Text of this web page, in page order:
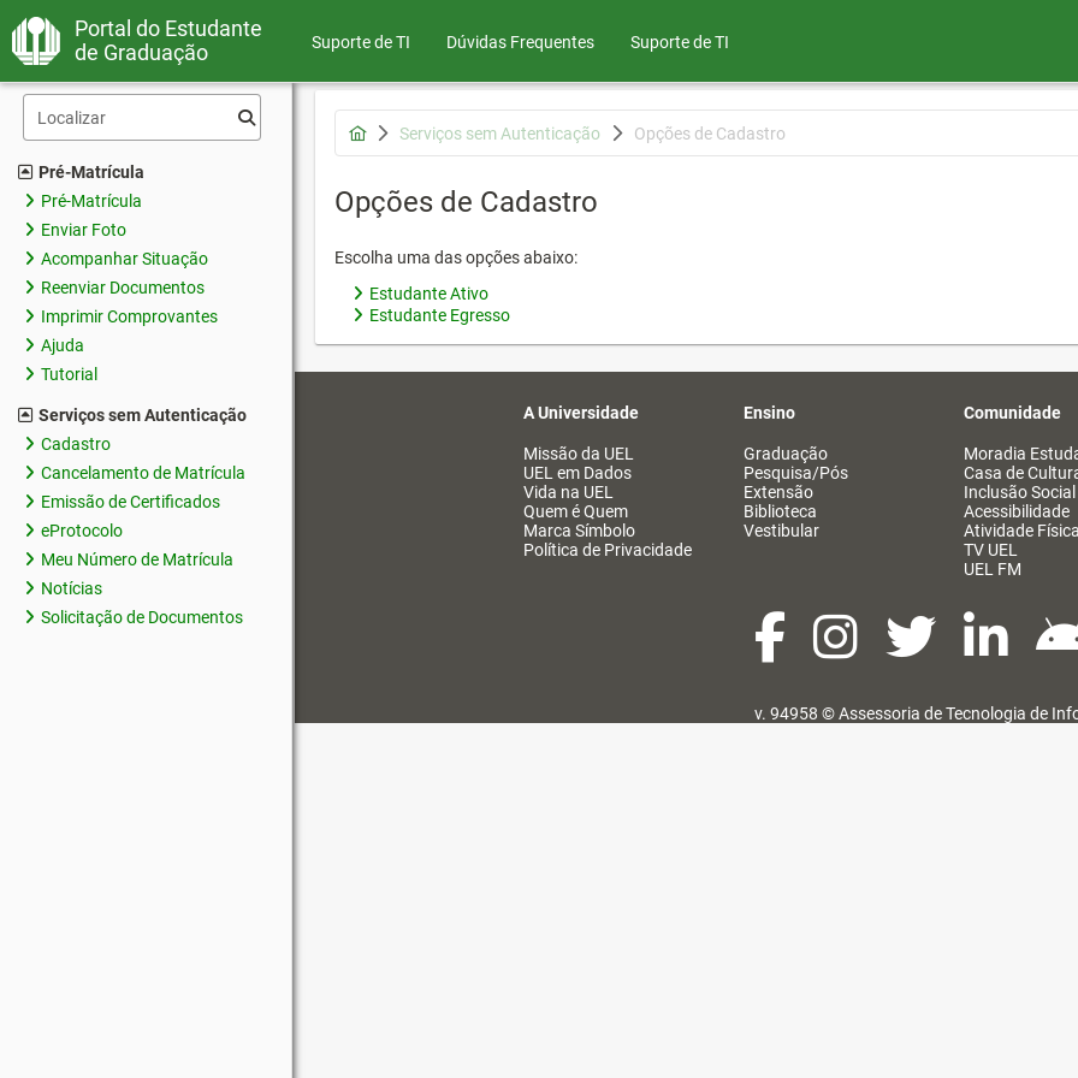
Portal do Estudante
de Graduação
Suporte de TI Dúvidas Frequentes Suporte de TI
Pré-Matrícula
Pré-Matrícula
Enviar Foto
Acompanhar Situação
Reenviar Documentos
Imprimir Comprovantes
Ajuda
Tutorial
Serviços sem Autenticação
Cadastro
Cancelamento de Matrícula
Emissão de Certificados
eProtocolo
Meu Número de Matrícula
Notícias
Solicitação de Documentos
Serviços sem Autenticação Opções de Cadastro
Opções de Cadastro
Escolha uma das opções abaixo:
Estudante Ativo
Estudante Egresso
A Universidade
Missão da UEL
UEL em Dados
Vida na UEL
Quem é Quem
Marca Símbolo
Política de Privacidade
Ensino
Graduação
Pesquisa/Pós
Extensão
Biblioteca
Vestibular
Comunidade
Moradia
Casa de
Inclusão Social
Acessibilidade
Atividade Física
TV UEL
UEL FM
v. 94958 ©Assessoria de Tecnologia de